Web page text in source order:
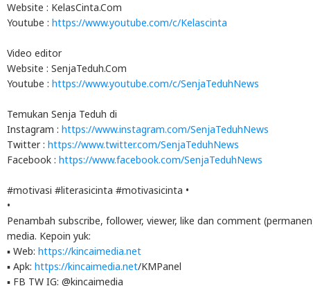
Website : KelasCinta.Com
Youtube : https://www.youtube.com/c/Kelascinta
Video editor
Website : SenjaTeduh.Com
Youtube : https://www.youtube.com/c/SenjaTeduhNews
Temukan Senja Teduh di
Instagram : https://www.instagram.com/SenjaTeduhNews
Twitter : https://www.twitter.com/SenjaTeduhNews
Facebook : https://www.facebook.com/SenjaTeduhNews
#motivasi #literasicinta #motivasicinta •
•
Penambah subscribe, follower, viewer, like dan comment
media. Kepoin yuk:
▪ Web: https://kincaimedia.net
▪ Apk: https://kincaimedia.net/KMPanel
▪ FB TW IG: @kincaimedia